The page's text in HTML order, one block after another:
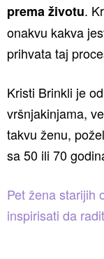
prema životu.
onakvu kakva
prihvata taj
Kristi Brinkli je
vršnjakinjama,
takvu ženu,
sa 50 ili 70
Pet žena starijih
inspirisati da